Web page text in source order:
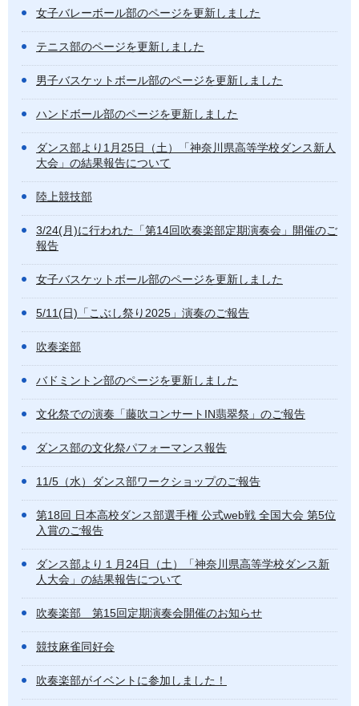
女子バレーボール部のページを更新しました
テニス部のページを更新しました
男子バスケットボール部のページを更新しました
ハンドボール部のページを更新しました
ダンス部より1月25日（土）「神奈川県高等学校ダンス新人
大会」の結果報告について
陸上競技部
3/24(月)に行われた「第14回吹奏楽部定期演奏会」開催のご
報告
女子バスケットボール部のページを更新しました
5/11(日)「こぶし祭り2025」演奏のご報告
吹奏楽部
バドミントン部のページを更新しました
文化祭での演奏「藤吹コンサートIN翡翠祭」のご報告
ダンス部の文化祭パフォーマンス報告
11/5（水）ダンス部ワークショップのご報告
第18回 日本高校ダンス部選手権 公式web戦 全国大会 第5位
入賞のご報告
ダンス部より１月24日（土）「神奈川県高等学校ダンス新
人大会」の結果報告について
吹奏楽部 第15回定期演奏会開催のお知らせ
競技麻雀同好会
吹奏楽部がイベントに参加しました！